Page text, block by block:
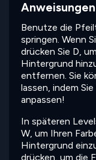
Anweisungen
Benutze die
springen. Wenn
drücken Sie D,
Hintergrund
entfernen. Sie
lassen, indem
anpassen!
In späteren
W, um Ihren
Hintergrund
drücken, um die